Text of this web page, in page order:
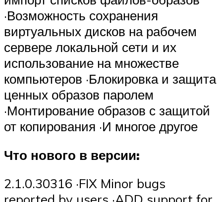
·Возможность сохранения
виртуальных дисков на рабочем
сервере локальной сети и их
использование на множестве
компьютеров ·Блокировка и защита
ценных образов паролем
·Монтирование образов с защитой
от копирования ·И многое другое
Что нового в версии:
2.1.0.30316 ·FIX Minor bugs